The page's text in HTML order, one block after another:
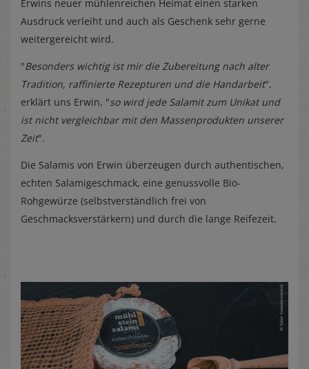
Erwins neuer mühlenreichen Heimat einen starken
Ausdruck verleiht und auch als Geschenk sehr gerne
weitergereicht wird.
"Besonders wichtig ist mir die Zubereitung nach alter
Tradition, raffinierte Rezepturen und die Handarbeit",
erklärt uns Erwin, "so wird jede Salamit zum Unikat und
ist nicht vergleichbar mit den Massenprodukten unserer
Zeit".
Die Salamis von Erwin überzeugen durch authentischen,
echten Salamigeschmack, eine genussvolle Bio-
Rohgewürze (selbstverständlich frei von
Geschmacksverstärkern) und durch die lange Reifezeit.